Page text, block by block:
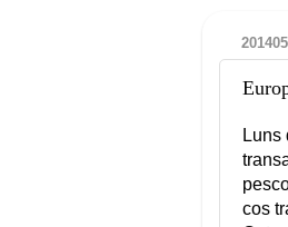
Luns
cos